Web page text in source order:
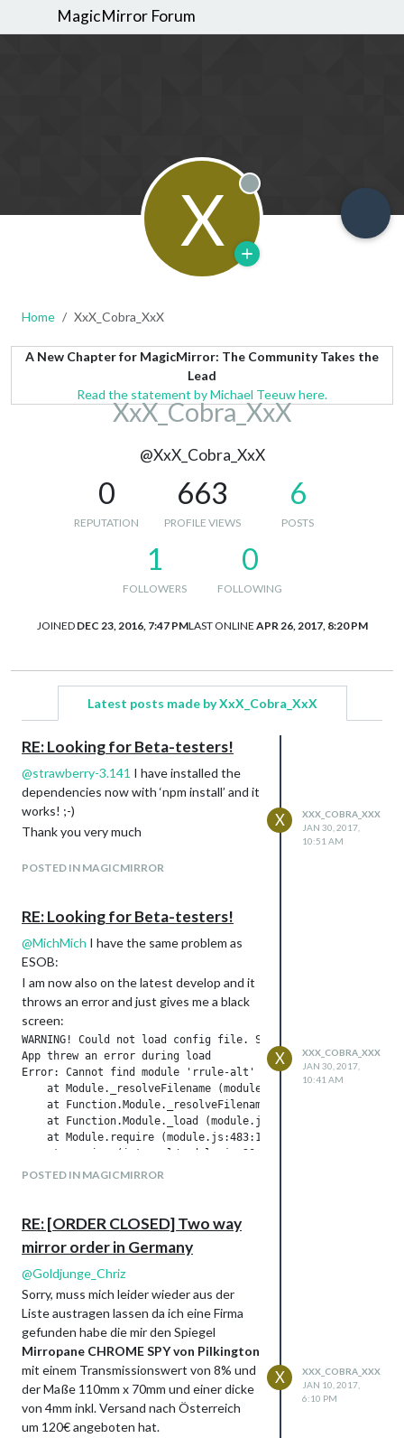
MagicMirror Forum
X Offline
Home XxX_Cobra_XxX
A New Chapter for MagicMirror: The Community Takes the
Lead
Read the statement by Michael Teeuw here.
XxX_Cobra_XxX
@XxX_Cobra_XxX
0
REPUTATION
663
PROFILE VIEWS
6
POSTS
1
FOLLOWERS
0
FOLLOWING
JOINED DEC 23, 2016, 7:47 PMLAST ONLINE APR 26, 2017, 8:20 PM
Latest posts made by XxX_Cobra_XxX
RE: Looking for Beta-testers!
@strawberry-3.141 I have installed the
dependencies now with ‘npm install’ and it
works! ;-)
Thank you very much
POSTED IN MAGICMIRROR
X
XXX_COBRA_XXX
JAN 30, 2017,
10:51 AM
RE: Looking for Beta-testers!
@MichMich I have the same problem as
ESOB:
I am now also on the latest develop and it
throws an error and just gives me a black
screen:
WARNING! Could not load config file. Starting with
App threw an error during load
Error: Cannot find module 'rrule-alt'
    at Module._resolveFilename (module.js:455:15)
at Function.Module._resolveFilename (/home/pi/
    at Function.Module._load (module.js:403:25)
    at Module.require (module.js:483:17)
    at require (internal/module.js:20:19)
at Object. (/home/pi/MagicMirror/modules/default/
    at Module.load (module.js:473:32)
    at tryModuleLoad (module.js:432:12)
{ Error: Cannot find module 'rrule-alt'
    at Module._resolveFilename (module.js:455:15)
at Function.Module._resolveFilename (/home/pi/
    at Function.Module._load (module.js:403:25)
    at Module.require (module.js:483:17)
    at require (internal/module.js:20:19)
at Object. (/home/pi/MagicMirror/modules/default/
    at Module._compile (module.js:556:32)
    at Object.Module._extensions..js (module.js:565:10)
    at Module.load (module.js:473:32)
at tryModuleLoad (module.js:432:12) code:
POSTED IN MAGICMIRROR
X
XXX_COBRA_XXX
JAN 30, 2017,
10:41 AM
RE: [ORDER CLOSED] Two way
mirror order in Germany
@Goldjunge_Chriz
Sorry, muss mich leider wieder aus der
Liste austragen lassen da ich eine Firma
gefunden habe die mir den Spiegel
Mirropane CHROME SPY von Pilkington
mit einem Transmissionswert von 8% und
der Maße 110mm x 70mm und einer dicke
von 4mm inkl. Versand nach Österreich
um 120€ angeboten hat.
X
XXX_COBRA_XXX
JAN 10, 2017,
6:10 PM